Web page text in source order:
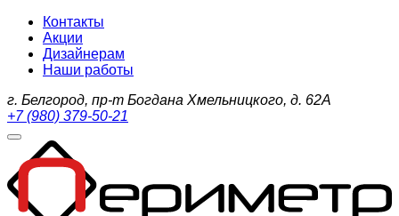
Контакты
Акции
Дизайнерам
Наши работы
г. Белгород, пр-т Богдана Хмельницкого, д. 62А
+7 (980) 379-50-21